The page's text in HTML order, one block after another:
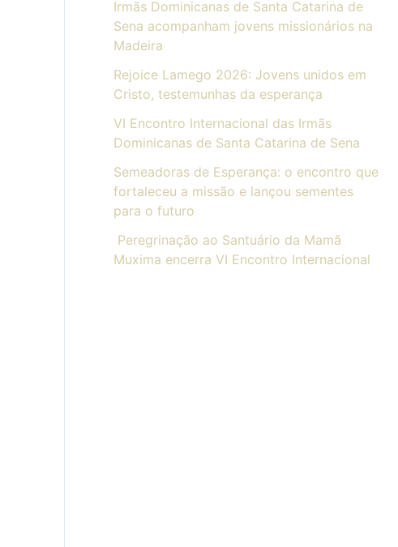
Irmãs Dominicanas de Santa Catarina de
Sena acompanham jovens missionários na
Madeira
Rejoice Lamego 2026: Jovens unidos em
Cristo, testemunhas da esperança
VI Encontro Internacional das Irmãs
Dominicanas de Santa Catarina de Sena
Semeadoras de Esperança: o encontro que
fortaleceu a missão e lançou sementes
para o futuro
Peregrinação ao Santuário da Mamã
Muxima encerra VI Encontro Internacional